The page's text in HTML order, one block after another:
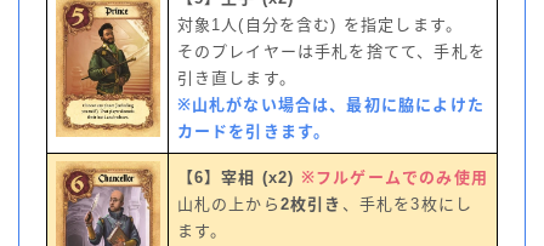
対象1人(自分を含む) を指定します。
そのプレイヤーは手札を捨てて、手札を
引き直します。
※山札がない場合は、最初に脇によけた
カードを引きます。
【6】宰相 (x2) ※フルゲームでのみ使用
山札の上から 2枚引き 、手札を3枚にし
ます。